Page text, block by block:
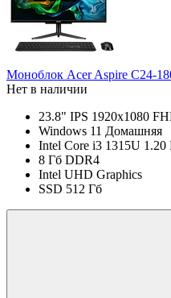
Моноблок Acer Aspire C24-
Нет в наличии
23.8" IPS 1920x1080
Windows 11 Домашняя
Intel Core i3 1315U 1.20
8 Гб DDR4
Intel UHD Graphics
SSD 512 Гб